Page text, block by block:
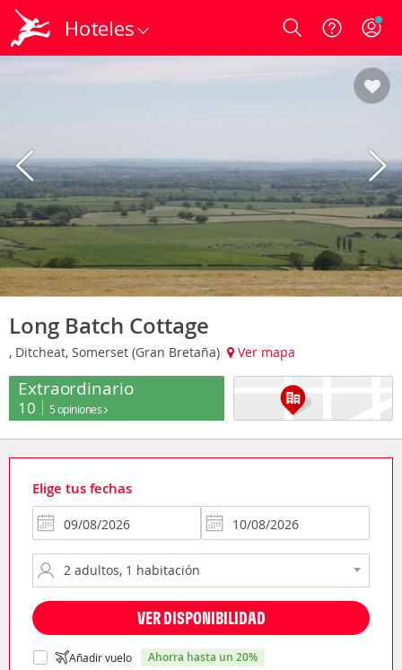
Hoteles Login
Long Batch Cottage
, Ditcheat, Somerset (Gran Bretaña) Ver mapa
Extraordinario
10 5 opiniones
Elige tus fechas
VER DISPONIBILIDAD
Añadir vuelo ahorra hasta un 20%